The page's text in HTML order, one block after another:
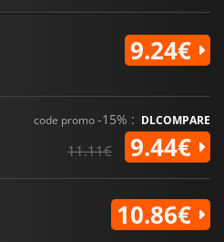
9.24€
code promo-15% : DLCOMPARE
11.11€ 9.44€
10.86€